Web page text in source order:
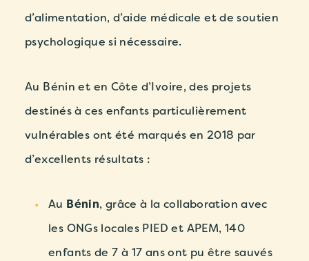
d’alimentation, d’aide médicale et de soutien
psychologique si nécessaire.
Au Bénin et en Côte d’Ivoire, des projets
destinés à ces enfants particulièrement
vulnérables ont été marqués en 2018 par
d’excellents résultats :
Au Bénin, grâce à la collaboration avec
les ONGs locales PIED et APEM, 140
enfants de 7 à 17 ans ont pu être sauvés